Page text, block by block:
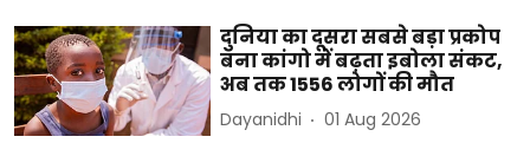
दुनिया का दूसरा सबसे बड़ा प्रकोप
बना कांगो में बढ़ता इबोला संकट,
अब तक 1556 लोगों की मौत
Dayanidhi 01 Aug 2026